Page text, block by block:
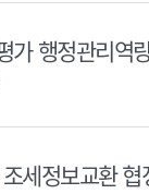
가 행정관리역
세정보교환